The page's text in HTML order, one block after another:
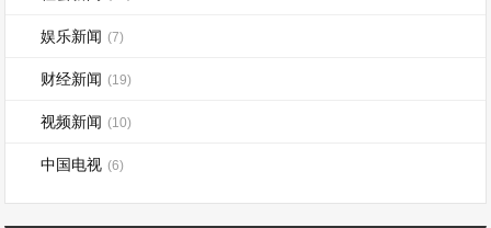
娱乐新闻 (7)
财经新闻 (19)
视频新闻 (10)
中国电视 (6)